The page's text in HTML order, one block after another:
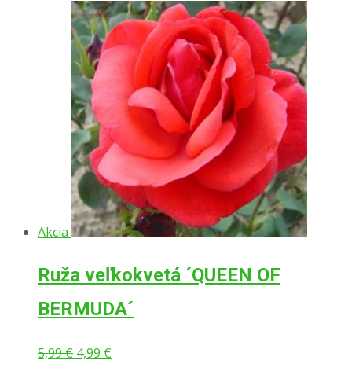
Akcia
Ruža veľkokvetá ´QUEEN OF
BERMUDA´
5,99€ Pôvodná
4,99 €